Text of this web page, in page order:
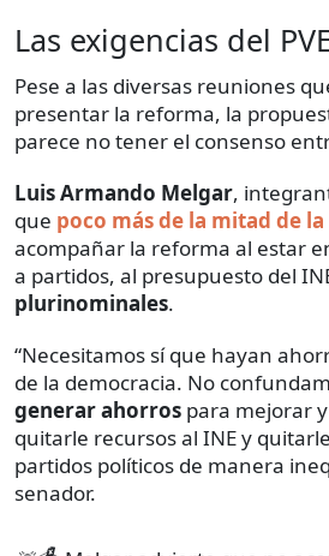
Las exigencias del
Pese a las diversas reuniones
presentar la reforma, la
parece no tener el consenso
Luis Armando Melgar,
que poco más de la mitad de
acompañar la reforma al estar
a partidos, al presupuesto del
plurinominales.
“Necesitamos sí que hayan
de la democracia. No
generar ahorros para mejorar
quitarle recursos al INE y
partidos políticos de manera
senador.